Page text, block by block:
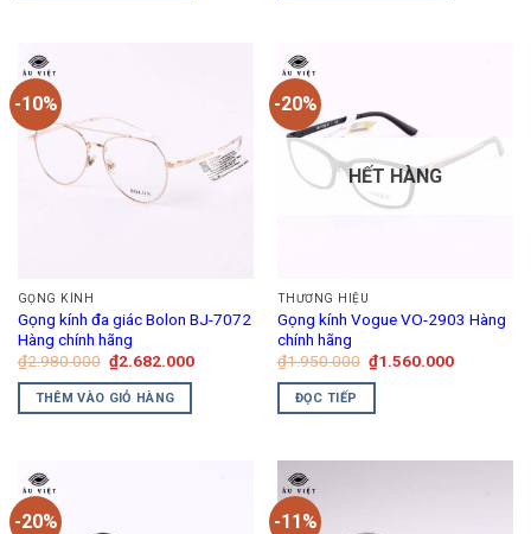
-10%
GỌNG KÍNH
Gọng kính đa giác Bolon BJ-7072
Hàng chính hãng
₫2.980.000 Giá
gốc
là:
₫2.980.000.
₫2.682.000Giá
THÊM VÀO GIỎ HÀNG
-20%
HẾT HÀNG
THƯƠNG HIỆU
Gọng kính Vogue VO-2903 Hàng
chính hãng
₫1.950.000 Giá
gốc
là:
₫1.560.000Giá
ĐỌC TIẾP
-20% -11%